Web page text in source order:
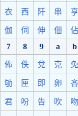
衣 西 阡 串 亨
伽 伺 伸 佃
佔
7 8 9 a
b
佈 佚 兌 克 免
劬 匣 即 卵 吝
君 吩 告 吹 吻